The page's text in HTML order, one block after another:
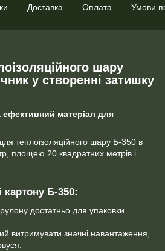
Доставка Оплата Умови
шару
у створенні затишку
матеріал для
теплоізоляційного шару Б-350 в
площею 20 квадратних метрів і
картону Б-350:
достатньо для упаковки
витримувати значні навантаження,